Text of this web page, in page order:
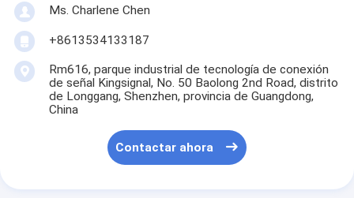
Ms. Charlene Chen
+8613534133187
Rm616, parque industrial de tecnología de conexión
de señal Kingsignal, No. 50 Baolong 2nd Road, distrito
de Longgang, Shenzhen, provincia de Guangdong,
China
Contactar ahora